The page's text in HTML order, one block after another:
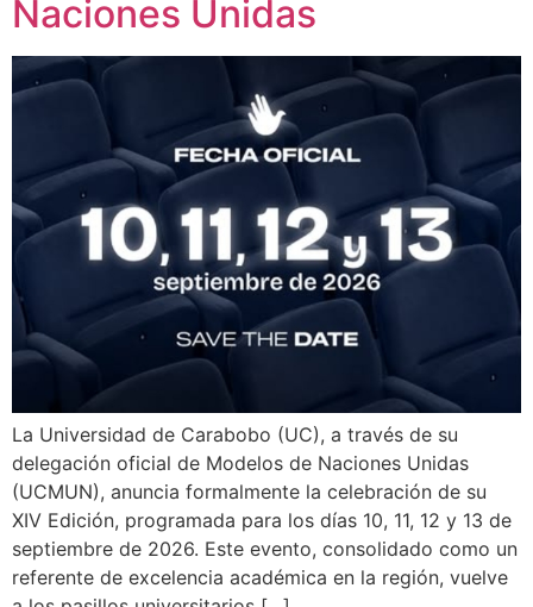
Naciones Unidas
La Universidad de Carabobo (UC), a través de su
delegación oficial de Modelos de Naciones Unidas
(UCMUN), anuncia formalmente la celebración de su
XIV Edición, programada para los días 10, 11, 12 y 13 de
septiembre de 2026. Este evento, consolidado como un
referente de excelencia académica en la región, vuelve